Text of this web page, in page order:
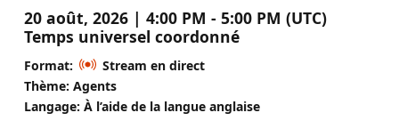
20 août, 2026 | 4:00 PM - 5:00 PM (UTC)
Temps universel coordonné
Format:
Stream en direct
Thème: Agents
Langage: À l’aide de la langue anglaise